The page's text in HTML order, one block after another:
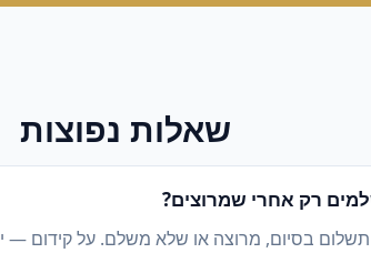
שאלות נפוצות
רק אחרי שמרוצים?
בסיום, מרוצה או שלא משלם. על קידום —